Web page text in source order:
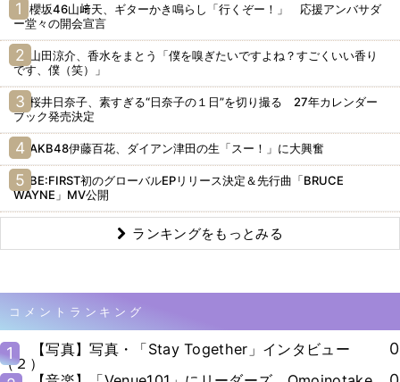
櫻坂46山﨑天、ギターかき鳴らし「行くぞー！」 応援アンバサダ
ー堂々の開会宣言
山田涼介、香水をまとう「僕を嗅ぎたいですよね？すごくいい香り
です、僕（笑）」
桜井日奈子、素すぎる“日奈子の１日”を切り撮る 27年カレンダー
ブック発売決定
AKB48伊藤百花、ダイアン津田の生「スー！」に大興奮
BE:FIRST初のグローバルEPリリース決定＆先行曲「BRUCE
WAYNE」MV公開
ランキングをもっとみる
コメントランキング
1
【写真】写真・「Stay Together」インタビュー
（２）
0